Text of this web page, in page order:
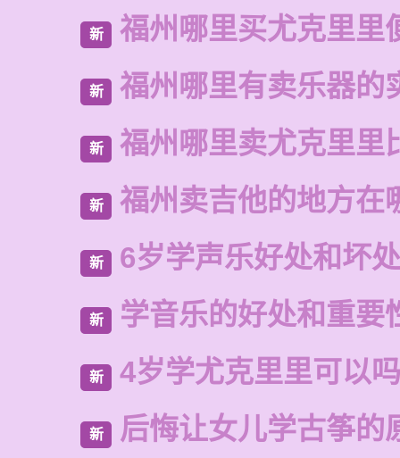
新 福州哪里买尤克里里
新 福州哪里有卖乐器的
新 福州哪里卖尤克里里
新 福州卖吉他的地方在
新 6岁学声乐好处和坏处
新 学音乐的好处和重要
新 4岁学尤克里里可以吗
新 后悔让女儿学古筝的